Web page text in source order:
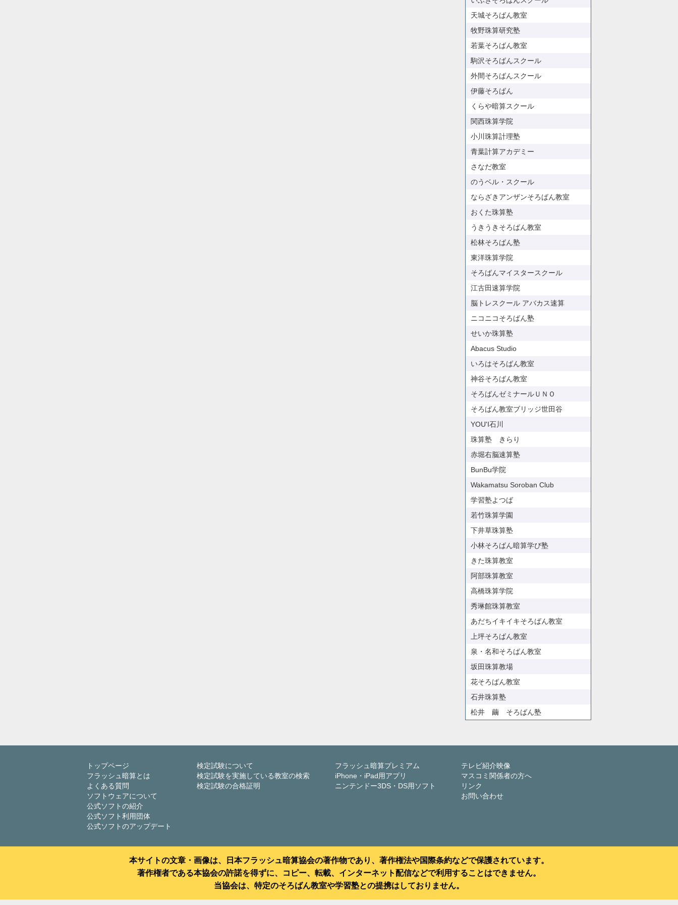
天城そろばん教室
牧野珠算研究塾
若葉そろばん教室
駒沢そろばんスクール
外間そろばんスクール
伊藤そろばん
くらや暗算スクール
関西珠算学院
小川珠算計理塾
青葉計算アカデミー
さなだ教室
のうベル・スクール
ならざきアンザンそろばん教室
おくた珠算塾
うきうきそろばん教室
松林そろばん塾
東洋珠算学院
そろばんマイスタースクール
江古田速算学院
脳トレスクール アバカス速算
ニコニコそろばん塾
せいか珠算塾
Abacus Studio
いろはそろばん教室
神谷そろばん教室
そろばんゼミナールＵＮＯ
そろばん教室ブリッジ世田谷
YOU'I石川
珠算塾 きらり
赤堀右脳速算塾
BunBu学院
Wakamatsu Soroban Club
学習塾よつば
若竹珠算学園
下井草珠算塾
小林そろばん暗算学び塾
きた珠算教室
阿部珠算教室
高橋珠算学院
秀琳館珠算教室
あだちイキイキそろばん教室
上坪そろばん教室
泉・名和そろばん教室
坂田珠算教場
花そろばん教室
石井珠算塾
松井 繭 そろばん塾
トップページ
フラッシュ暗算とは
よくある質問
ソフトウェアについて
公式ソフトの紹介
公式ソフト利用団体
公式ソフトのアップデート
検定試験について
検定試験を実施している教室の検索
検定試験の合格証明
フラッシュ暗算プレミアム
iPhone・iPad用アプリ
ニンテンドー3DS・DS用ソフト
テレビ紹介映像
マスコミ関係者の方へ
リンク
お問い合わせ
本サイトの文章・画像は、日本フラッシュ暗算協会の著作物であり、著作権法や国際条約などで保護されています。
著作権者である本協会の許諾を得ずに、コピー、転載、インターネット配信などで利用することはできません。
当協会は、特定のそろばん教室や学習塾との提携はしておりません。